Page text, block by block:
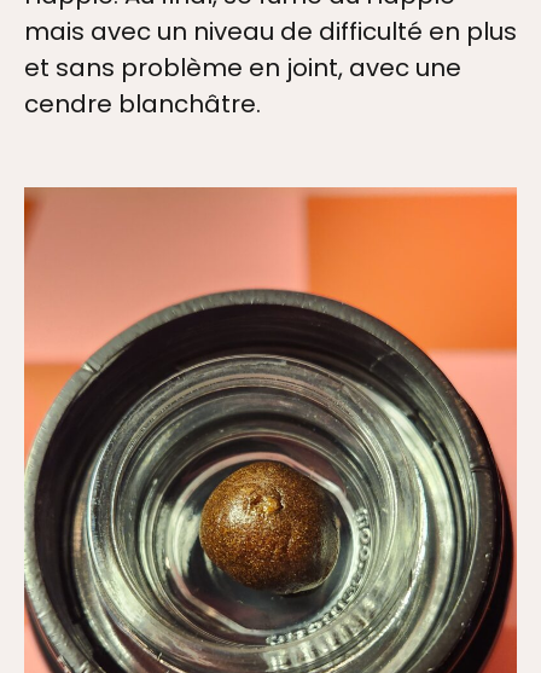
mais avec un niveau de difficulté en plus
et sans problème en joint, avec une
cendre blanchâtre.